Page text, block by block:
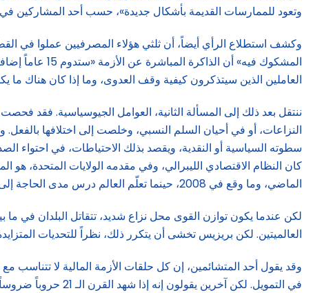
وتعود للممارسات القديمة بأشكال جديدة»، حسب أحد المشاركين
المشكوك
العاملين الذين سيتذكرون كيفية وقف العدوى، وما إذا كان هناك
ننتقل بعد ذلك إلى المسألة الثانية، العوامل الجيوسياسية. فقد
النزاعات، أو في أحيان السلم النسبي، وخلصت إلى اختلافها
كان النظام الاقتصادي الليبرالي، وفي مقدمه الولايات المتحدة،
الماضي، وما وقع في 2008، حينما تعلّم العالم درس مدى الحاجة إلى التنسيق.
لكن عندما يكون توازن القوى محل نزاع شديد، تتقاتل البلدان في ما
العالميتين. لكن بريزيس تخشى أن يتكرر ذلك، نظراً للتحديات
وقد يقول أحد المتشائمين، إن كل حلقات الأزمة المالية لا
في التمويل. لكن